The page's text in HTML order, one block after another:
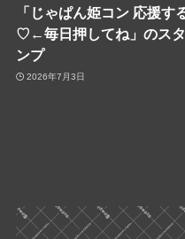
「じゃぱん姫コン 応援す
♡←毎日押してね」のスタ
ンプ
2026年7月3日